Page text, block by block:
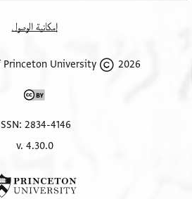
إمكانية الوصول
2026 The Trustees of Princeton University
ISSN: 2834-4146
v. 4.30.0